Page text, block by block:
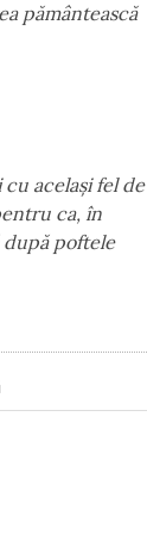
pământească
acelaşi fel de
ca, în
după poftele